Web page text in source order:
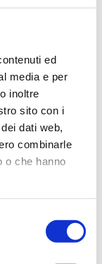
ed
media e per
inoltre
sito con i
dati web,
combinarle
o che hanno
Scopri
mezzo: si
alcune